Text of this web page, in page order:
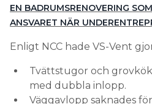
EN BADRUMSRENOVERING
ANSVARET NÄR
Enligt NCC hade VS-Vent
Tvättstugor och
med dubbla inlopp.
Väggavlopp saknades